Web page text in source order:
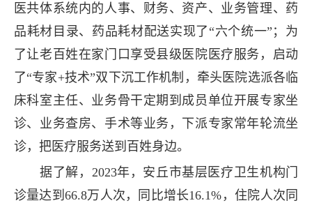
医共体系统内的人事、财务、资产、业务管理、药
品耗材目录、药品耗材配送实现了“六个统一”；为
了让老百姓在家门口享受县级医院医疗服务，启动
了“专家+技术”双下沉工作机制，牵头医院选派各临
床科室主任、业务骨干定期到成员单位开展专家坐
诊、业务查房、手术等业务，下派专家常年轮流坐
诊，把医疗服务送到百姓身边。
据了解，2023年，安丘市基层医疗卫生机构门
诊量达到66.8万人次，同比增长16.1%，住院人次同